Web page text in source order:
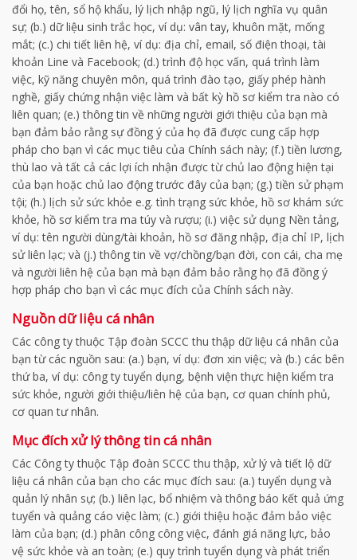
đổi họ, tên, sổ hộ khẩu, lý lịch nhập ngũ, lý lịch nghĩa vụ quân
sự; (b.) dữ liệu sinh trắc học, ví dụ: vân tay, khuôn mặt, mống
mắt; (c.) chi tiết liên hệ, ví dụ: địa chỉ, email, số điện thoại, tài
khoản Line và Facebook; (d.) trình độ học vấn, quá trình làm
việc, kỹ năng chuyên môn, quá trình đào tạo, giấy phép hành
nghề, giấy chứng nhận việc làm và bất kỳ hồ sơ kiểm tra nào có
liên quan; (e.) thông tin về những người giới thiệu của bạn mà
bạn đảm bảo rằng sự đồng ý của họ đã được cung cấp hợp
pháp cho bạn vì các mục tiêu của Chính sách này; (f.) tiền lương,
thù lao và tất cả các lợi ích nhận được từ chủ lao động hiện tại
của bạn hoặc chủ lao động trước đây của bạn; (g.) tiền sử phạm
tội; (h.) lịch sử sức khỏe e.g. tình trạng sức khỏe, hồ sơ khám sức
khỏe, hồ sơ kiểm tra ma túy và rượu; (i.) việc sử dụng Nền tảng,
ví dụ: tên người dùng/tài khoản, hồ sơ đăng nhập, địa chỉ IP, lịch
sử liên lạc; và (j.) thông tin về vợ/chồng/bạn đời, con cái, cha mẹ
và người liên hệ của bạn mà bạn đảm bảo rằng họ đã đồng ý
hợp pháp cho bạn vì các mục đích của Chính sách này.
Nguồn dữ liệu cá nhân
Các công ty thuộc Tập đoàn SCCC thu thập dữ liệu cá nhân của
bạn từ các nguồn sau: (a.) bạn, ví dụ: đơn xin việc; và (b.) các bên
thứ ba, ví dụ: công ty tuyển dụng, bệnh viện thực hiện kiểm tra
sức khỏe, người giới thiệu/liên hệ của bạn, cơ quan chính phủ,
cơ quan tư nhân.
Mục đích xử lý thông tin cá nhân
Các Công ty thuộc Tập đoàn SCCC thu thập, xử lý và tiết lộ dữ
liệu cá nhân của bạn cho các mục đích sau: (a.) tuyển dụng và
quản lý nhân sự; (b.) liên lạc, bổ nhiệm và thông báo kết quả ứng
tuyển và quảng cáo việc làm; (c.) giới thiệu hoặc đảm bảo việc
làm của bạn; (d.) phân công công việc, đánh giá năng lực, bảo
vệ sức khỏe và an toàn; (e.) quy trình tuyển dụng và phát triển